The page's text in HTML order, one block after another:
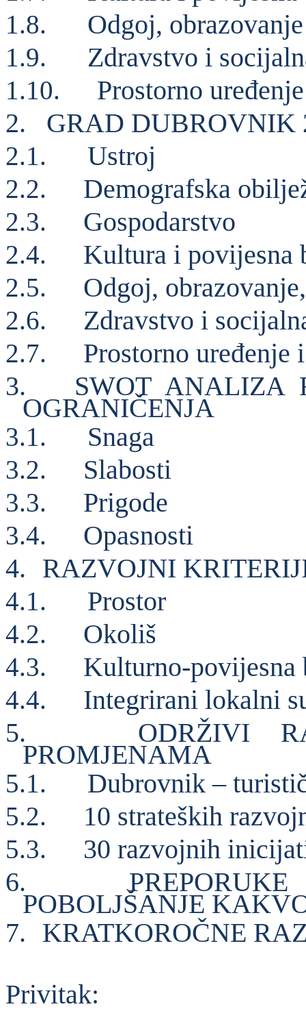
1.8. Odgoj, obrazovanje
1.9. Zdravstvo i
1.10.
Prostorno uređenje
2.
GRAD DUBROVNIK
2.1. Ustroj
2.2. Demografska
2.3. Gospodarstvo
2.4. Kultura i povijesna
2.5. Odgoj,
2.6. Zdravstvo i
2.7.
Prostorno uređenje
3.
SWOT ANALIZA
OGRANIČENJA
3.1. Snaga
3.2. Slabosti
3.3. Prigode
3.4.
Opasnosti
4. RAZVOJNI
4.1. Prostor
4.2. Okoliš
4.3. Kulturno-povijesna
4.4.
Integrirani lokalni
5.
ODRŽIVI
PROMJENAMA
5.1. Dubrovnik –
5.2. 10 strateških
5.3.
30 razvojnih
6.
POBOLJŠANJE
7. KRATKOROČNE
Privitak: